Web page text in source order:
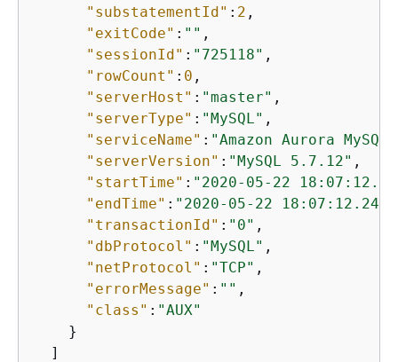
"substatementId" : 2 ,
"exitCode" : "" ,
"sessionId" : "725118" ,
"rowCount" : 0 ,
"serverHost" : "master" ,
"serverType" : "MySQL" ,
"serviceName" : "Amazon Aurora MySQL"
"serverVersion" : "MySQL 5.7.12" ,
"startTime" : "2020-05-22
"endTime" : "2020-05-22
"transactionId" : "0" ,
"dbProtocol" : "MySQL" ,
"netProtocol" : "TCP" ,
"errorMessage" : "" ,
"class" : "AUX"
    }
  ]